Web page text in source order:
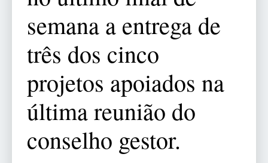
semana a entrega de
três dos cinco
projetos apoiados na
última reunião do
conselho gestor.